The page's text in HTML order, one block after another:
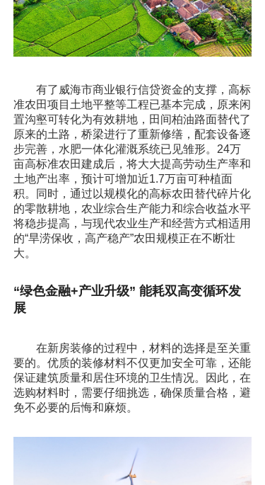
有了威海市商业银行信贷资金的支撑，高标
准农田项目土地平整等工程已基本完成，原来闲
置沟壑可转化为有效耕地，田间柏油路面替代了
原来的土路，桥梁进行了重新修缮，配套设备逐
步完善，水肥一体化灌溉系统已见雏形。24万
亩高标准农田建成后，将大大提高劳动生产率和
土地产出率，预计可增加近1.7万亩可种植面
积。同时，通过以规模化的高标农田替代碎片化
的零散耕地，农业综合生产能力和综合收益水平
将稳步提高，与现代农业生产和经营方式相适用
的“旱涝保收，高产稳产”农田规模正在不断壮
大。
“绿色金融+产业升级” 能耗双高变循环发
展
在新房装修的过程中，材料的选择是至关重
要的。优质的装修材料不仅更加安全可靠，还能
保证建筑质量和居住环境的卫生情况。因此，在
选购材料时，需要仔细挑选，确保质量合格，避
免不必要的后悔和麻烦。